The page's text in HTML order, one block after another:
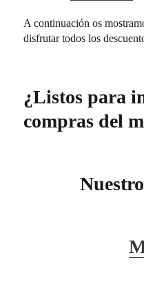
A continuación os
disfrutar todos los
¿Listos para
compras del